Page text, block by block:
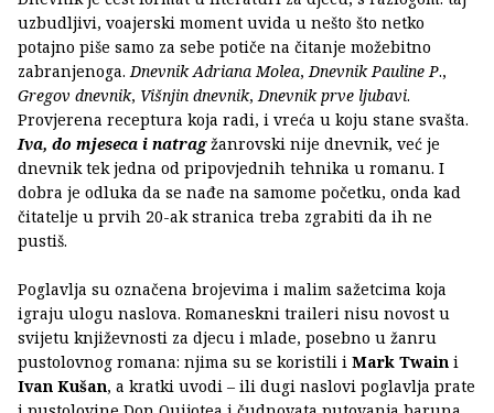
uzbudljivi, voajerski moment uvida u nešto što netko
potajno piše samo za sebe potiče na čitanje možebitno
zabranjenoga.Dnevnik Adriana Molea,Dnevnik Pauline P.,
Gregov dnevnik, Višnjin dnevnik,Dnevnik prve ljubavi.
Provjerena receptura koja radi, i vreća u koju stane svašta.
Iva, do mjeseca i natragžanrovski nije dnevnik, već je
dnevnik tek jedna od pripovjednih tehnika u romanu. I
dobra je odluka da se nađe na samome početku, onda kad
čitatelje u prvih 20-ak stranica treba zgrabiti da ih ne
pustiš.
Poglavlja su označena brojevima i malim sažetcima koja
igraju ulogu naslova. Romaneskni traileri nisu novost u
svijetu književnosti za djecu i mlade, posebno u žanru
pustolovnog romana: njima su se koristili i Mark Twain i
Ivan Kušan, a kratki uvodi – ili dugi naslovi poglavlja prate